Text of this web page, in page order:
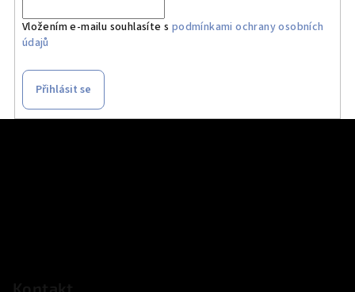
Vložením e-mailu souhlasíte s podmínkami ochrany osobních
údajů
Přihlásit se